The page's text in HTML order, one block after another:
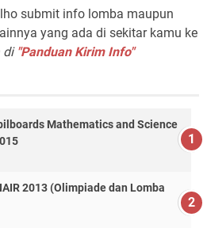
submit info lomba maupun
yang ada di sekitar kamu ke
di "Panduan Kirim Info"
Mathematics and Science
2013 (Olimpiade dan Lomba